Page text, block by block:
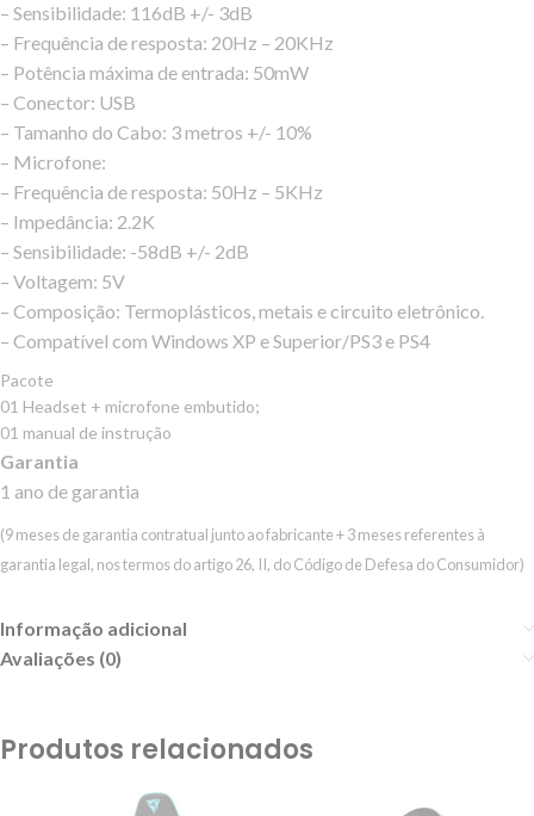
– Sensibilidade: 116dB +/- 3dB
– Frequência de resposta: 20Hz – 20KHz
– Potência máxima de entrada: 50mW
– Conector: USB
– Tamanho do Cabo: 3 metros +/- 10%
– Microfone:
– Frequência de resposta: 50Hz – 5KHz
– Impedância: 2.2K
– Sensibilidade: -58dB +/- 2dB
– Voltagem: 5V
– Composição: Termoplásticos, metais e circuito eletrônico.
– Compatível com Windows XP e Superior/PS3 e PS4
Pacote
01 Headset + microfone embutido;
01 manual de instrução
Garantia
1 ano de garantia
(9 meses de garantia contratual junto ao fabricante + 3 meses referentes à
garantia legal, nos termos do artigo 26, II, do Código de Defesa do Consumidor)
Informação adicional
Avaliações (0)
Produtos relacionados